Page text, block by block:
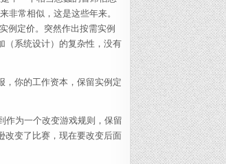
非常相似，这是这些年来。
例定价。突然作出按需实例
（系统设计）的复杂性，没有
，你的工作资本，保留实例定
作为一个改变游戏规则，保留
改变了比赛，现在要改变后面